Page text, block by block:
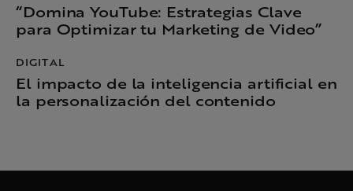
“Domina YouTube: Estrategias Clave
para Optimizar tu Marketing de Video”
DIGITAL
El impacto de la inteligencia artificial en
la personalización del contenido